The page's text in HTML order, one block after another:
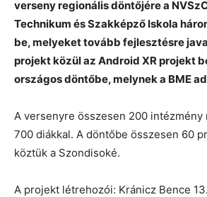
verseny regionális döntőjére a
Technikum és Szakképző Iskola
be, melyeket tovább fejlesztésre
projekt közül az Android XR projekt
országos döntőbe, melynek a BME
A versenyre összesen 200
700 diákkal. A döntőbe összesen 60
köztük a Szondisoké.
A projekt létrehozói: Kránicz Bence